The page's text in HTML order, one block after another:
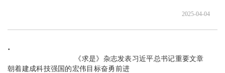
2025-04-04
朝着建成科技强国的宏伟目标奋勇前进